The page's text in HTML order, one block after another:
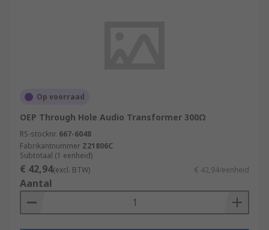
Op voorraad
OEP Through Hole Audio Transformer 300Ω
RS-stocknr. 667-6048
Fabrikantnummer Z21806C
Subtotaal (1 eenheid)
€ 42,94(excl. BTW) € 42,94/eenheid
Aantal